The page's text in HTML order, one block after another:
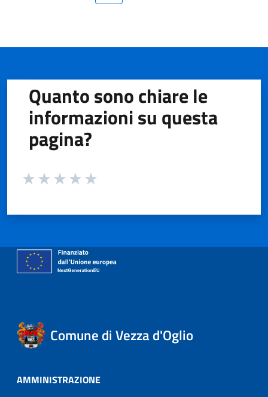
Quanto sono chiare le
informazioni su questa
pagina?
Valuta da 1 a 5 stelle la pagina
Comune di Vezza d'Oglio
AMMINISTRAZIONE